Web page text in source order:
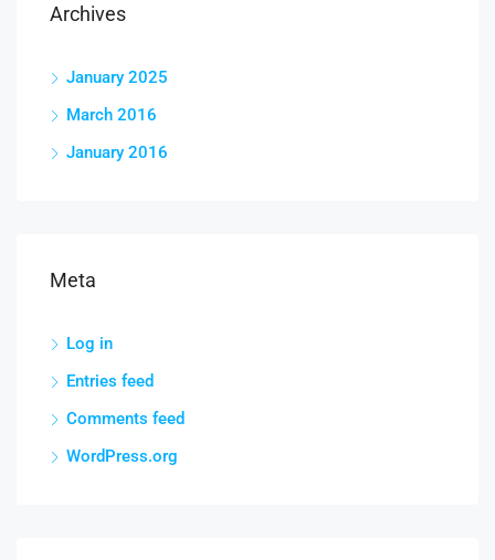
Archives
January 2025
March 2016
January 2016
Meta
Log in
Entries feed
Comments feed
WordPress.org